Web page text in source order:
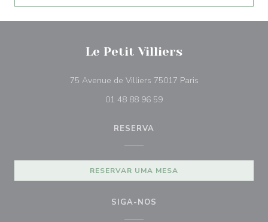
Le Petit Villiers
75 Avenue de Villiers 75017 Paris((abre numa nova
01 48 88 96 59
RESERVA
RESERVAR UMA MESA
SIGA-NOS